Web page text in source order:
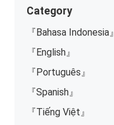
Category
『Bahasa Indonesia』
『English』
『Português』
『Spanish』
『Tiếng Việt』